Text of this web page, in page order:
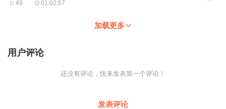
49 01:02:57
加载更多
用户评论
还没有评论，快来发表第一个评论！
发表评论